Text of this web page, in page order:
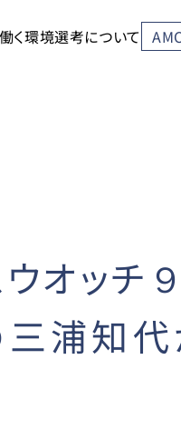
働く環境選考について
オッチ
浦知